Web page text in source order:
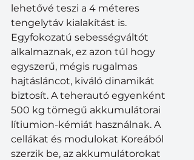
lehetővé teszi a 4 méteres
tengelytáv kialakítást is.
Egyfokozatú sebességváltót
alkalmaznak, ez azon túl hogy
egyszerű, mégis rugalmas
hajtásláncot, kiváló dinamikát
biztosít. A teherautó egyenként
500 kg tömegű akkumulátorai
lítiumion-kémiát használnak. A
cellákat és modulokat Koreából
szerzik be, az akkumulátorokat